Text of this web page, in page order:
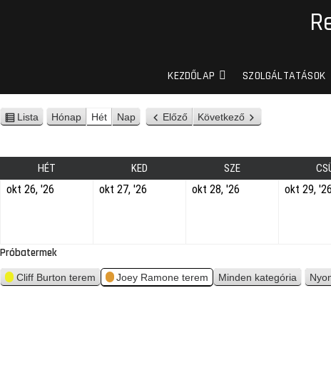
KEZDŐLAP SZOLGÁLTATÁSOK
Lista
e
t
Hónap Hét Nap Előző Következő
HÉT KED SZE
okt 26, '26 okt 27, '26 okt 28, '26 okt 29, '26
Próbatermek
Cliff Burton terem Joey Ramone terem Minden kategória